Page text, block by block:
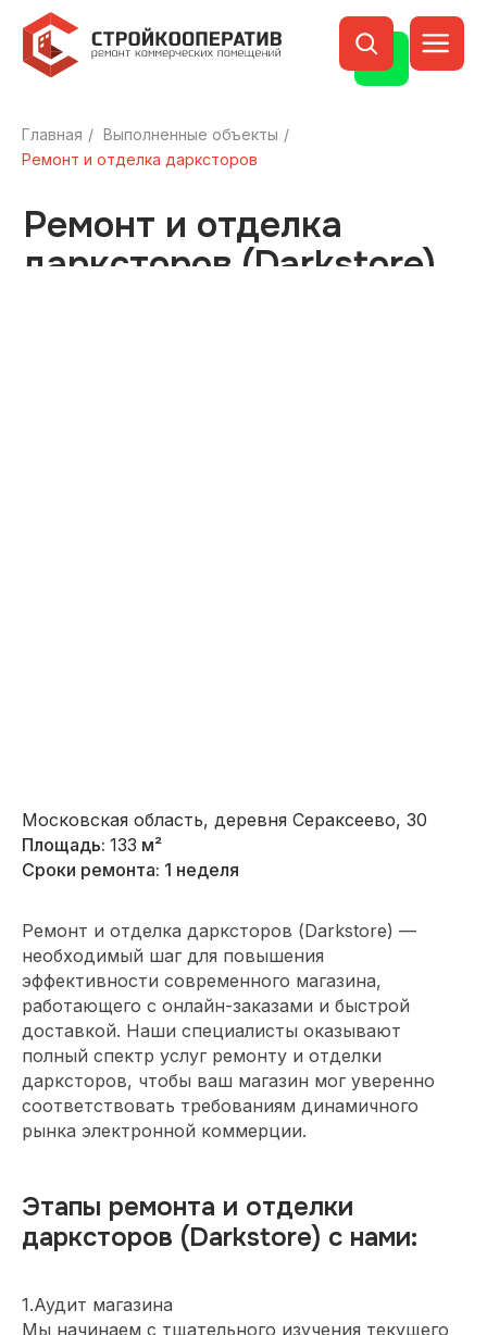
Главная / Выполненные объекты /
Ремонт и отделка дарксторов
Ремонт и отделка
Московская область, деревня Сераксеево, 30
Площадь: 133 м²
Сроки ремонта: 1 неделя
Ремонт и отделка дарксторов (Darkstore) —
необходимый шаг для повышения
эффективности современного магазина,
работающего с онлайн-заказами и быстрой
доставкой. Наши специалисты оказывают
полный спектр услуг ремонту и отделки
дарксторов, чтобы ваш магазин мог уверенно
соответствовать требованиям динамичного
рынка электронной коммерции.
Этапы ремонта и отделки
дарксторов (Darkstore) с нами:
1.Аудит магазина
Мы начинаем с тщательного изучения текущего